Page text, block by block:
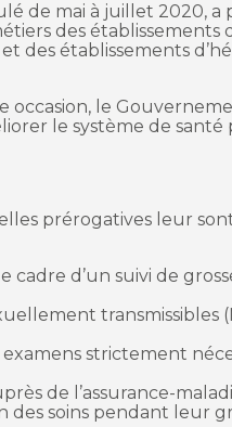
de mai à juillet 2020, a
des établissements
des établissements
occasion, le
le système de santé
prérogatives leur
d’un suivi de
transmissibles
strictement
de l’assurance-
soins pendant leur